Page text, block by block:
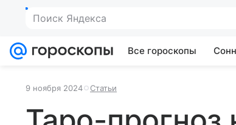
Поиск Яндекса
Все гороскопы
9 ноября 2024 Статьи